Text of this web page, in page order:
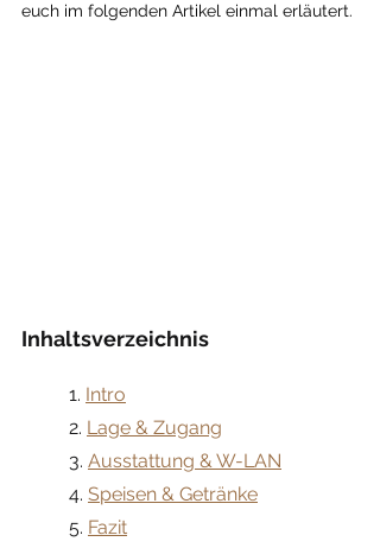
euch im folgenden Artikel einmal erläutert.
Inhaltsverzeichnis
	1.
Intro
	2.
Lage & Zugang
	3.
Ausstattung & W-LAN
	4.
Speisen & Getränke
	5.
Fazit